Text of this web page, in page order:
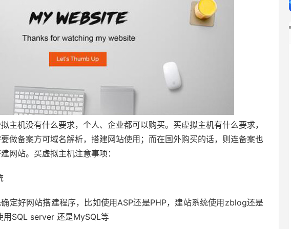
主机没有什么要求，个人、企业都可以购买。买虚拟主机有什么要求，
做备案方可域名解析，搭建网站使用；而在国外购买的话，则连备案也
网站。买虚拟主机注意事项：
定好网站搭建程序，比如使用ASP还是PHP，建站系统使用zblog还是
SQL server 还是MySQL等